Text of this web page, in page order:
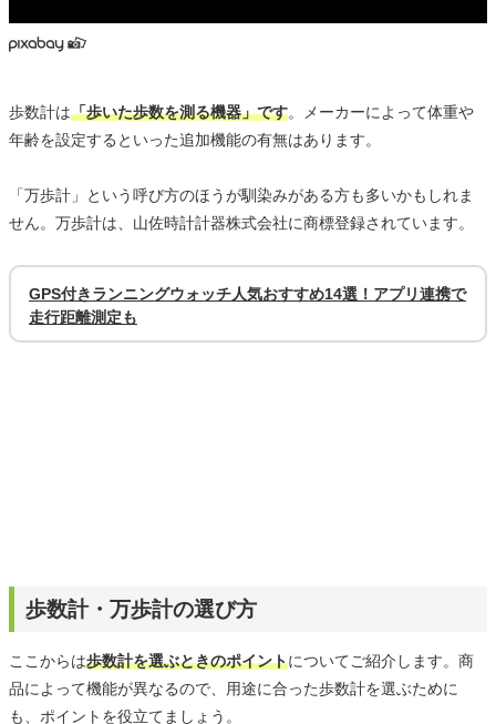
歩数計は「歩いた歩数を測る機器」です。メーカーによって体重や
年齢を設定するといった追加機能の有無はあります。
「万歩計」という呼び方のほうが馴染みがある方も多いかもしれま
せん。万歩計は、山佐時計計器株式会社に商標登録されています。
GPS付きランニングウォッチ人気おすすめ14選！アプリ連携で
走行距離測定も
歩数計・万歩計の選び方
ここからは歩数計を選ぶときのポイントについてご紹介します。商
品によって機能が異なるので、用途に合った歩数計を選ぶために
も、ポイントを役立てましょう。